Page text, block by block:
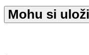
Mohu si